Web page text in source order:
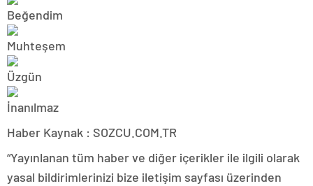
Haber Kaynak : SOZCU.COM.TR
“Yayınlanan tüm haber ve diğer içerikler ile ilgili olarak
yasal bildirimlerinizi bize iletişim sayfası üzerinden